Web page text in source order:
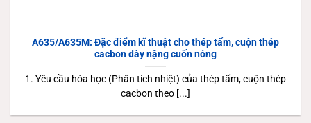
A635/A635M: Đặc điểm kĩ thuật cho thép tấm, cuộn thép
cacbon dày nặng cuốn nóng
1. Yêu cầu hóa học (Phân tích nhiệt) của thép tấm, cuộn thép
cacbon theo [...]